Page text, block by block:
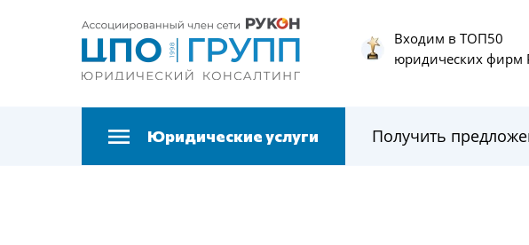
Входим в ТОП50
юридических фирм
Юридические услуги Получить